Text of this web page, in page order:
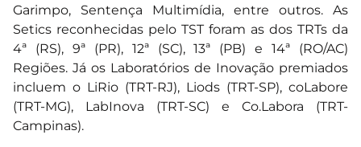
Garimpo, Sentença Multimídia, entre outros. As
Setics reconhecidas pelo TST foram as dos TRTs da
4ª (RS), 9ª (PR), 12ª (SC), 13ª (PB) e 14ª (RO/AC)
Regiões. Já os Laboratórios de Inovação premiados
incluem o LiRio (TRT-RJ), Liods (TRT-SP), coLabore
(TRT-MG), LabInova (TRT-SC) e Co.Labora (TRT-
Campinas).